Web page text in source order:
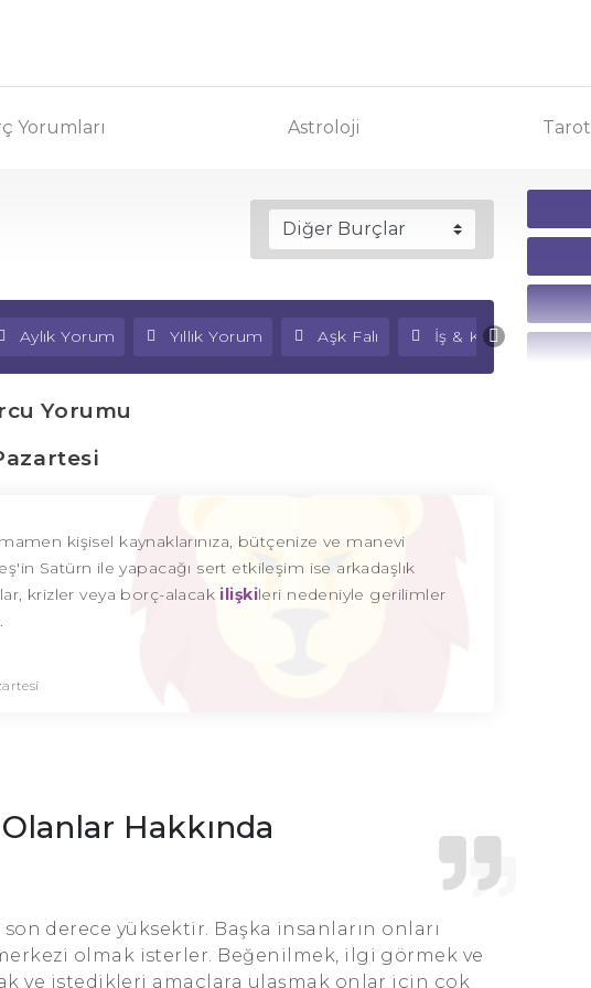
Yorumları Astroloji Tarot
Aylık Yorum Yıllık Yorum Aşk Falı İş & Kariyer Falı
Yorumu
kişisel kaynaklarınıza, bütçenize ve manevi
Satürn ile yapacağı sert etkileşim ise arkadaşlık
krizler veya borç-alacak ilişkileri nedeniyle gerilimler
Hakkında
derece yüksektir. Başka insanların onları
olmak isterler. Beğenilmek, ilgi görmek ve
ve istedikleri amaçlara ulaşmak onlar için çok